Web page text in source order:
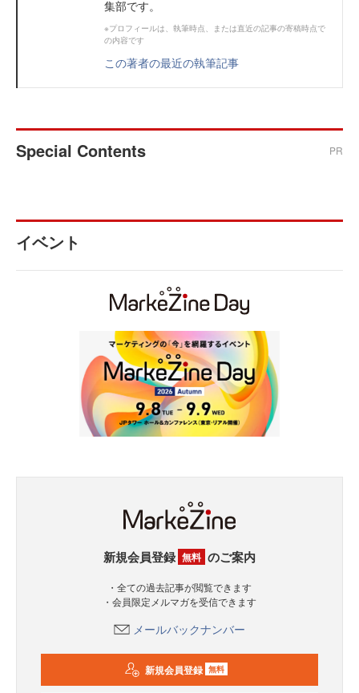
集部です。
※プロフィールは、執筆時点、または直近の記事の寄稿時点で
の内容です
この著者の最近の執筆記事
Special Contents PR
イベント
新規会員登録 無料 のご案内
・全ての過去記事が閲覧できます
・会員限定メルマガを受信できます
メールバックナンバー
新規会員登録 無料